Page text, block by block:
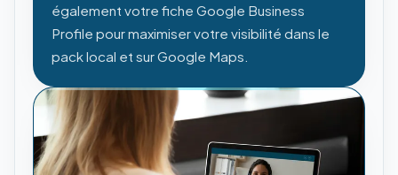
également votre fiche Google Business
Profile pour maximiser votre visibilité dans le
pack local et sur Google Maps.